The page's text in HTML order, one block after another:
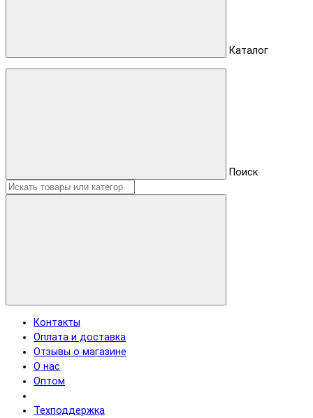
Каталог
Поиск
Контакты
Оплата и доставка
Отзывы о магазине
О нас
Оптом
Техподдержка